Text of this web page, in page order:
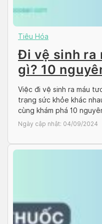
Tiêu Hóa
Đi vệ sinh ra
gì? 10
chứng
Việc đi vệ sinh ra máu
trạng sức khỏe khác
cùng khám phá 10
tình trạng này cùng với
Ngày cập nhật: 04/09/2024